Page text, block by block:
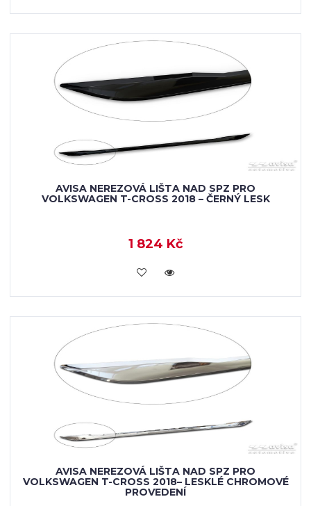
AVISA NEREZOVÁ LIŠTA NAD SPZ PRO
VOLKSWAGEN T-CROSS 2018 – ČERNÝ LESK
1 824 Kč
VLOŽIT DO KOŠÍKU
AVISA NEREZOVÁ LIŠTA NAD SPZ PRO
VOLKSWAGEN T-CROSS 2018– LESKLÉ CHROMOVÉ
PROVEDENÍ